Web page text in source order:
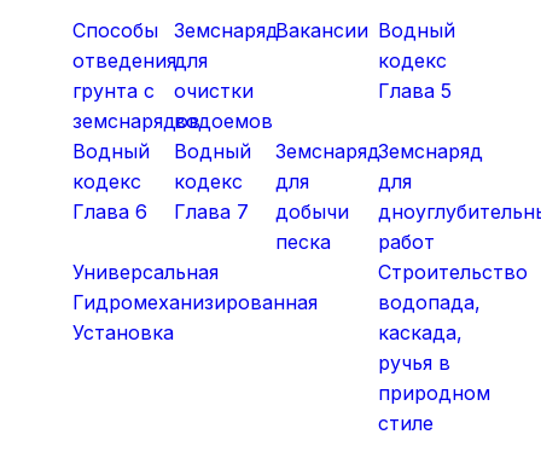
Способы
отведения
грунта с
земснарядов
Земснаряд
для
очистки
водоемов
Вакансии Водный
кодекс
Глава 5
Водный
кодекс
Глава 6
Водный
кодекс
Глава 7
Земснаряд
для
добычи
песка
Земснаряд
для
работ
Универсальная
Гидромеханизированная
Установка
Строительство
водопада,
каскада,
ручья в
природном
стиле